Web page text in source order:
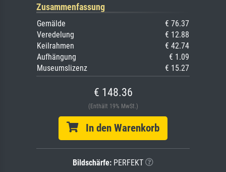
Zusammenfassung
Gemälde
€ 76.37
Veredelung
€ 12.88
Keilrahmen
€ 42.74
Aufhängung
€ 1.09
Museumslizenz
€ 15.27
€ 148.36
(Enthält 19% MwSt.)
In den Warenkorb
Bildschärfe: PERFEKT